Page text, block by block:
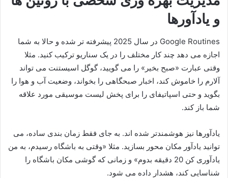
و یادآورها
Google Routines در سال 2025 پیشرفته تر شده و حالا به شما
اجازه می دهد چند کار مختلف را در یک سناریو ترکیب کنید. مثلا
وقتی عبارت «صبح بخیر» را می گویید، گوگل اسیستنت می تواند
آلارم را خاموش کند، اخبار صبحگاهی را بخواند، وضعیت آب و هوا را
بگوید و حتی اسپاتیفای را برای پخش لیست موسیقی مورد علاقه
شما باز کند.
یادآورها نیز هوشمندتر شده اند. به جای فقط زمان بندی ساده، می
توانید یادآور مکان محور بسازید. مثلا «وقتی به باشگاه رسیدم، به من
یادآوری کن 20 دقیقه بدوم» و زمانی که گوشی مکان باشگاه را
شناسایی کند، هشدار داده می شود.